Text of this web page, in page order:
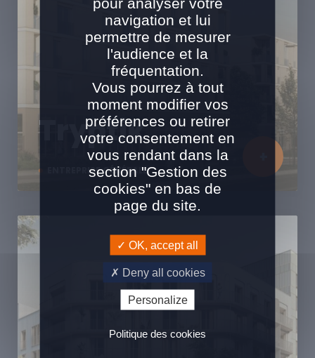
ENTREPRISE GÉNÉRALE
Tryptik
navigation et lui
permettre de mesurer
l'audience et la
fréquentation.
Vous pourrez à tout
moment modifier vos
préférences ou retirer
votre consentement en
vous rendant dans la
section "Gestion des
cookies" en bas de
page du site.
OK, accept all
Deny all cookies
Personalize
Politique des cookies